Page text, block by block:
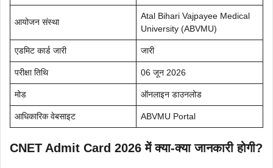
आयोजन संस्था
Atal Bihari Vajpayee Medical
University (ABVMU)
एडमिट कार्ड जारी जारी
परीक्षा तिथि 06 जून 2026
मोड ऑनलाइन डाउनलोड
आधिकारिक वेबसाइट ABVMU Portal
CNET Admit Card 2026 में क्या-क्या जानकारी होगी?